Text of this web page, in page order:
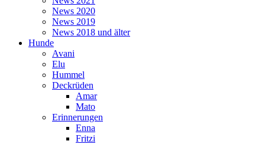
News 2020
News 2019
News 2018 und älter
Hunde
Avani
Elu
Hummel
Deckrüden
Amar
Mato
Erinnerungen
Enna
Fritzi